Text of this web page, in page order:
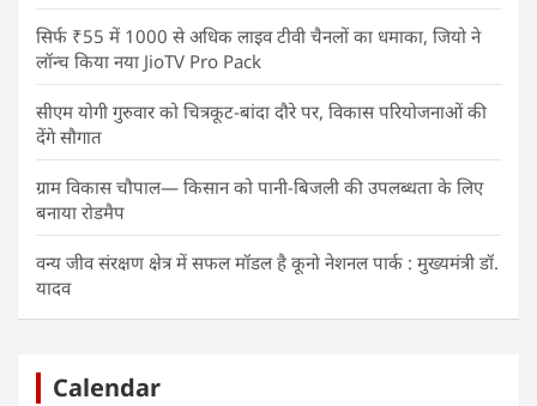
सिर्फ ₹55 में 1000 से अधिक लाइव टीवी चैनलों का धमाका, जियो ने
लॉन्च किया नया JioTV Pro Pack
सीएम योगी गुरुवार को चित्रकूट-बांदा दौरे पर, विकास परियोजनाओं की
देंगे सौगात
ग्राम विकास चौपाल— किसान को पानी-बिजली की उपलब्धता के लिए
बनाया रोडमैप
वन्य जीव संरक्षण क्षेत्र में सफल मॉडल है कूनो नेशनल पार्क : मुख्यमंत्री डॉ.
यादव
Calendar